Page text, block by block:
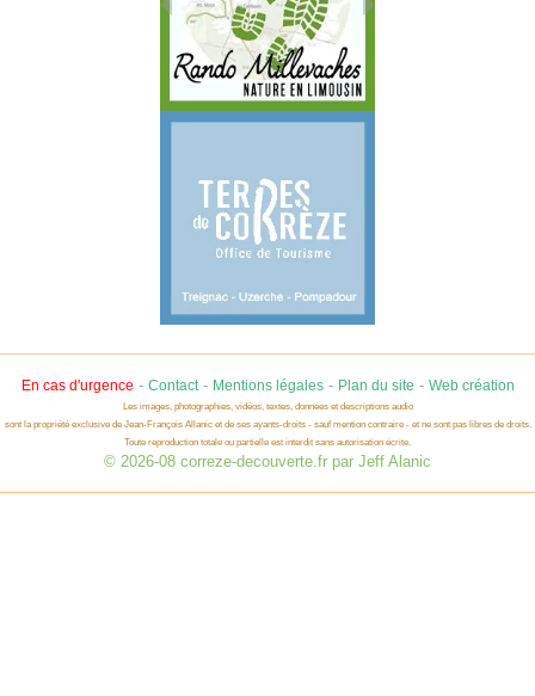
En cas d'urgence - Contact- Mentions légales- Plan du site - Web création
Les images, photographies, vidéos, textes, données et descriptions audio
sont la propriété exclusive de Jean-François Allanic et de ses ayants-droits - sauf mention contraire - et ne sont pas libres de droits.
Toute reproduction totale ou partielle est interdit sans autorisation écrite.
© 2026-08 correze-decouverte.fr par Jeff Alanic